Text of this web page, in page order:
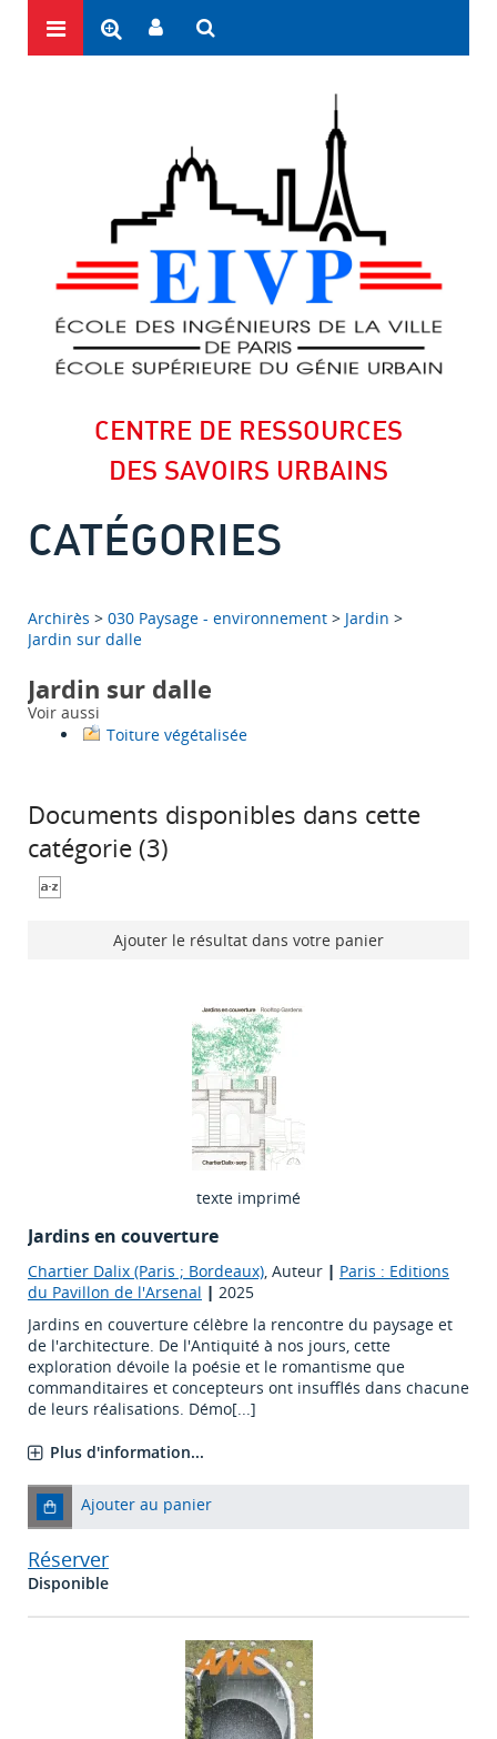
CENTRE DE RESSOURCES
DES SAVOIRS URBAINS
CATÉGORIES
Archirès > 030 Paysage - environnement > Jardin >
Jardin sur dalle
Jardin sur dalle
Voir aussi
Toiture végétalisée
Documents disponibles dans cette
catégorie (3)
Ajouter le résultat dans votre panier
texte imprimé
Jardins en couverture
Chartier Dalix (Paris ; Bordeaux), Auteur | Paris : Editions
du Pavillon de l'Arsenal | 2025
Jardins en couverture célèbre la rencontre du paysage et
de l'architecture. De l'Antiquité à nos jours, cette
exploration dévoile la poésie et le romantisme que
commanditaires et concepteurs ont insufflés dans chacune
de leurs réalisations. Démo[...]
Plus d'information...
Ajouter au panier
Réserver
Disponible